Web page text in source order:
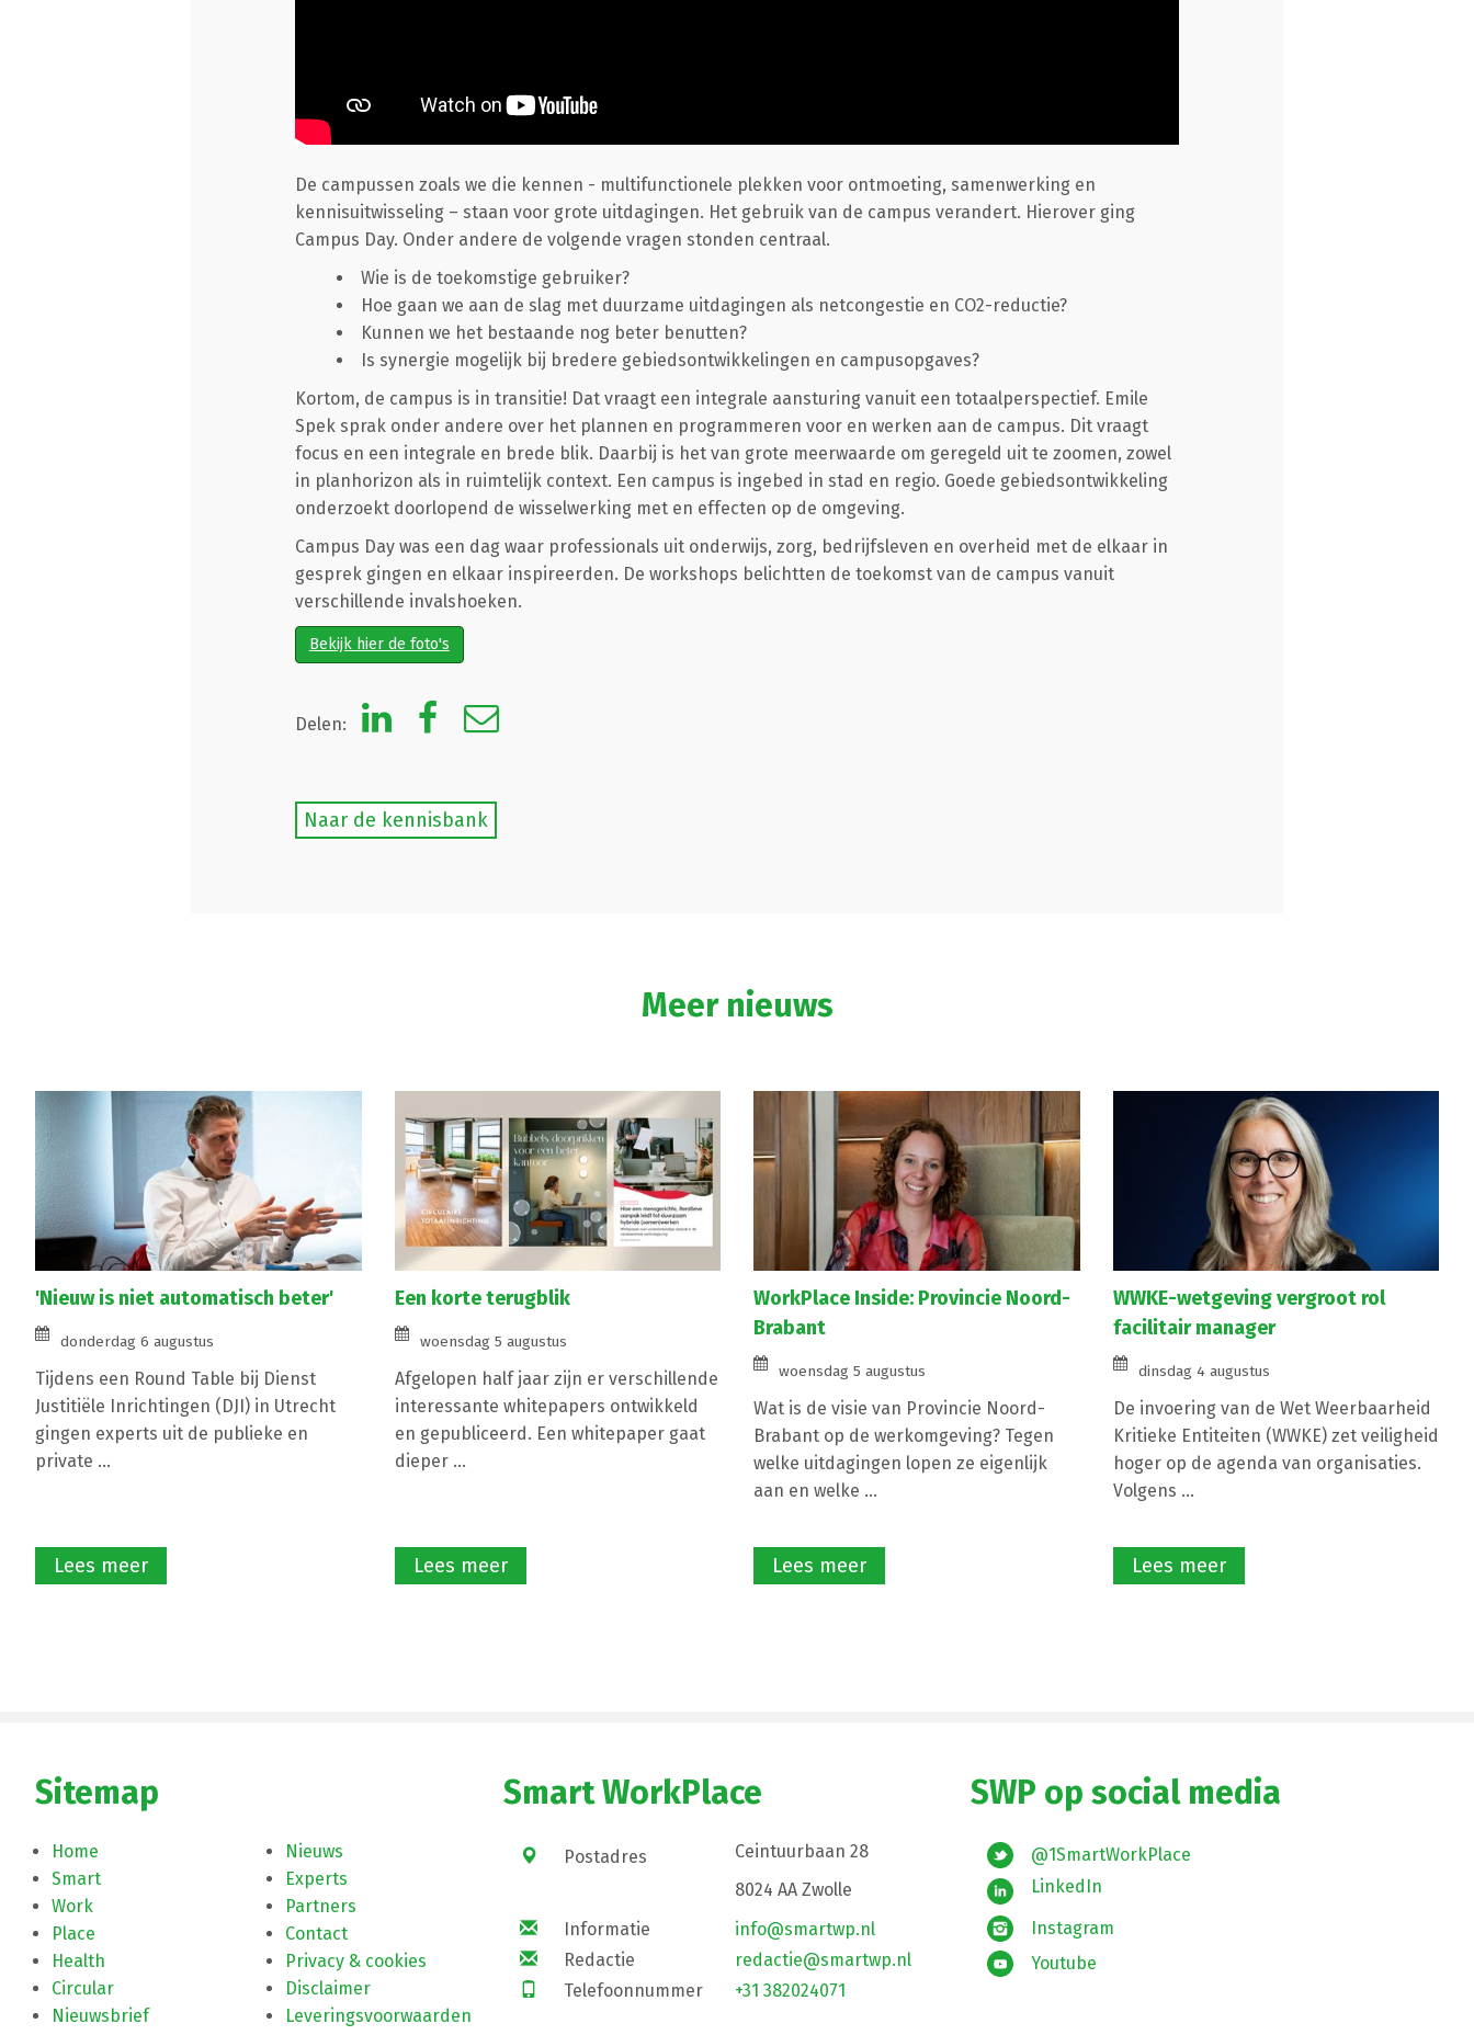
De campussen zoals we die kennen - multifunctionele plekken voor ontmoeting, samenwerking en
kennisuitwisseling – staan voor grote uitdagingen. Het gebruik van de campus verandert. Hierover ging
Campus Day. Onder andere de volgende vragen stonden centraal.
Wie is de toekomstige gebruiker?
Hoe gaan we aan de slag met duurzame uitdagingen als netcongestie en CO2-reductie?
Kunnen we het bestaande nog beter benutten?
Is synergie mogelijk bij bredere gebiedsontwikkelingen en campusopgaves?
Kortom, de campus is in transitie! Dat vraagt een integrale aansturing vanuit een totaalperspectief. Emile
Spek sprak onder andere over het plannen en programmeren voor en werken aan de campus. Dit vraagt
focus en een integrale en brede blik. Daarbij is het van grote meerwaarde om geregeld uit te zoomen, zowel
in planhorizon als in ruimtelijk context. Een campus is ingebed in stad en regio. Goede gebiedsontwikkeling
onderzoekt doorlopend de wisselwerking met en effecten op de omgeving.
Campus Day was een dag waar professionals uit onderwijs, zorg, bedrijfsleven en overheid met de elkaar in
gesprek gingen en elkaar inspireerden. De workshops belichtten de toekomst van de campus vanuit
verschillende invalshoeken.
Bekijk hier de foto's
Delen:
Naar de kennisbank
Meer nieuws
'Nieuw is niet automatisch beter'
donderdag 6 augustus
Tijdens een Round Table bij Dienst
Justitiële Inrichtingen (DJI) in Utrecht
gingen experts uit de publieke en
private ...
Lees meer
Een korte terugblik
woensdag 5 augustus
Afgelopen half jaar zijn er verschillende
interessante whitepapers ontwikkeld
en gepubliceerd. Een whitepaper gaat
dieper ...
Lees meer
WorkPlace Inside: Provincie Noord-
Brabant
woensdag 5 augustus
Wat is de visie van Provincie Noord-
Brabant op de werkomgeving? Tegen
welke uitdagingen lopen ze eigenlijk
aan en welke ...
Lees meer
WWKE-wetgeving vergroot rol
facilitair manager
dinsdag 4 augustus
De invoering van de Wet Weerbaarheid
Kritieke Entiteiten (WWKE) zet veiligheid
hoger op de agenda van organisaties.
Volgens ...
Lees meer
Sitemap
Home
Smart
Work
Place
Health
Circular
Nieuwsbrief
Nieuws
Experts
Partners
Contact
Privacy & cookies
Disclaimer
Leveringsvoorwaarden
Smart WorkPlace
Postadres
Ceintuurbaan 28
8024 AA Zwolle
Informatie
info@smartwp.nl
Redactie
redactie@smartwp.nl
Telefoonnummer
+31 382024071
SWP op social media
@1SmartWorkPlace
LinkedIn
Instagram
Youtube